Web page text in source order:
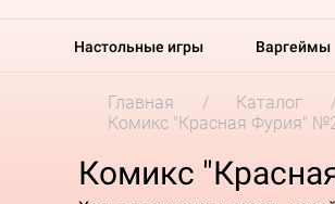
Настольные игры Варгеймы
Главная Каталог
Комикс "Красная Фурия"
Комикс